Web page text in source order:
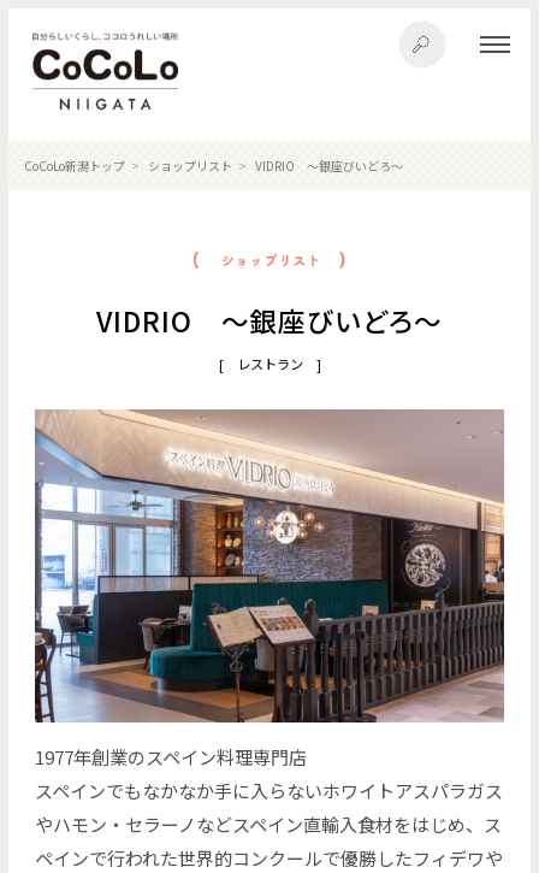
CoCoLo新潟トップ ショップリスト VIDRIO ～銀座びいどろ～
VIDRIO ～銀座びいどろ～
[ レストラン ]
1977年創業のスペイン料理専門店
スペインでもなかなか手に入らないホワイトアスパラガス
やハモン・セラーノなどスペイン直輸入食材をはじめ、ス
ペインで行われた世界的コンクールで優勝したフィデワや